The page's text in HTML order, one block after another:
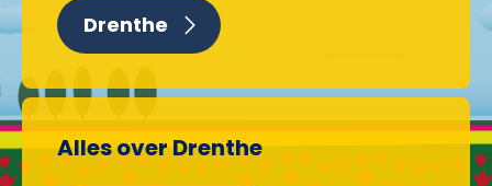
Drenthe
Alles over Drenthe